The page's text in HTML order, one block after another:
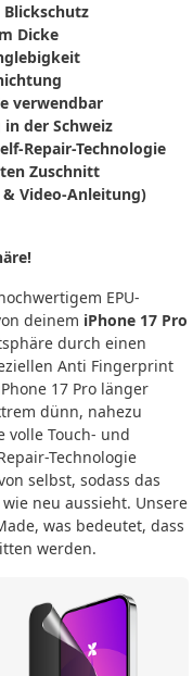
Blickschutz
Dicke
verwendbar
der Schweiz
Repair-Technologie
Zuschnitt
Video-Anleitung)
EPU-
deinem iPhone 17 Pro
durch einen
Anti Fingerprint
17 Pro länger
dünn, nahezu
Touch- und
Technologie
selbst, sodass das
neu aussieht. Unsere
was bedeutet, dass
werden.